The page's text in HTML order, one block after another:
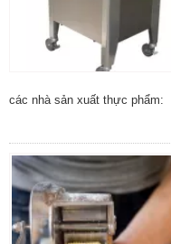
các nhà sản xuất thực phẩm: